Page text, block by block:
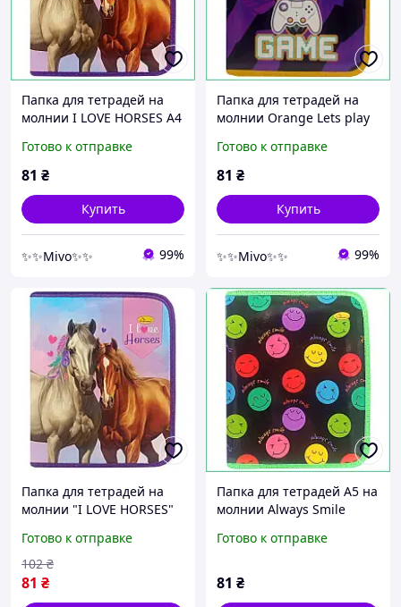
Папка для тетрадей на
молнии I LOVE HORSES А4
защитная Orange для
школы и дома
Готово к отправке
81 ₴
Купить
✨✨Mivo✨✨ 99%
Папка для тетрадей на
молнии Orange Lets play
расписанием уроков
школьная для мальчиков
Готово к отправке
81 ₴
Купить
✨✨Mivo✨✨ 99%
Папка для тетрадей на
молнии "I LOVE HORSES"
расписанием уроков и
изображением лошадей
Готово к отправке
81 ₴
102 ₴
Папка для тетрадей А5 на
молнии Always Smile
для мальчиков и девочек
Готово к отправке
81 ₴